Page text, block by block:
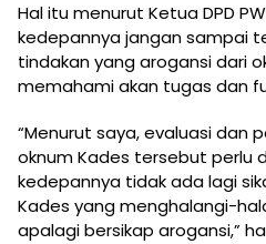
Hal itu menurut Ketua DPD
kedepannya jangan sampai
tindakan yang arogansi dari
memahami akan tugas dan
“Menurut saya, evaluasi dan
oknum Kades tersebut perlu
kedepannya tidak ada lagi
Kades yang menghalangi-
apalagi bersikap arogansi,”